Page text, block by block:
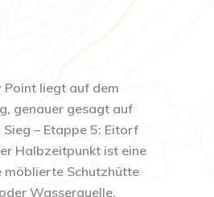
Point liegt auf dem
genauer gesagt auf
– Etappe 5: Eitorf
Halbzeitpunkt ist eine
möblierte Schutzhütte
Wasserquelle.